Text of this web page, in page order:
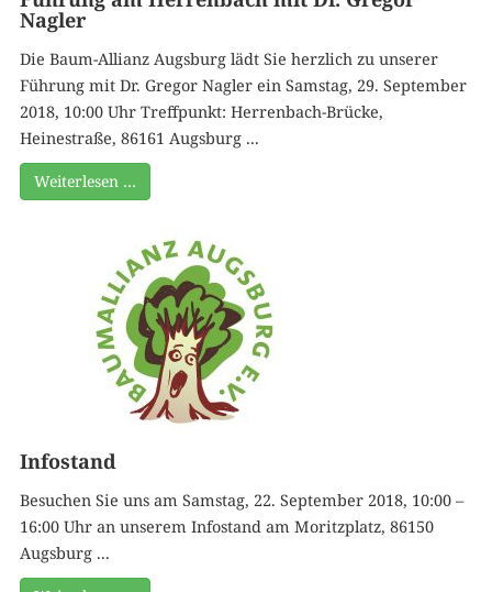
Nagler
Die Baum-Allianz Augsburg lädt Sie herzlich zu unserer
Führung mit Dr. Gregor Nagler ein Samstag, 29. September
2018, 10:00 Uhr Treffpunkt: Herrenbach-Brücke,
Heinestraße, 86161 Augsburg ...
Weiterlesen …
Infostand
Besuchen Sie uns am Samstag, 22. September 2018, 10:00 –
16:00 Uhr an unserem Infostand am Moritzplatz, 86150
Augsburg ...